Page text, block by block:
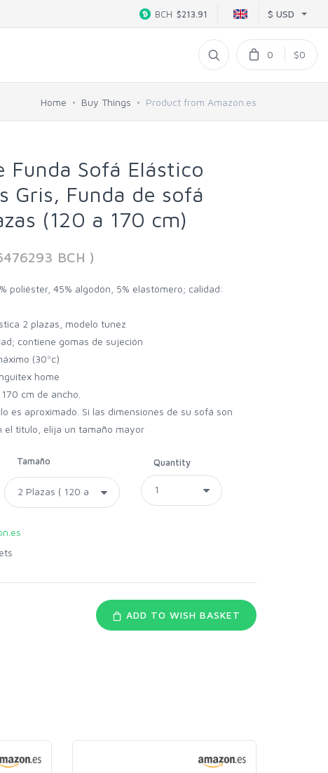
$ USD
BCH $213.91
0 $0
Home Buy Things Product from Amazon.es
Funda Sofá Elástico
Gris, Funda de sofá
(120 a 170 cm)
BCH )
poliéster, 45% algodón, 5% elastómero; calidad:
2 plazas, modelo tunez
contiene gomas de sujeción
(30ºc)
home
cm de ancho.
es aproximado. Si las dimensiones de su sofá son
el título, elija un tamaño mayor
Tamaño Quantity
ADD TO WISH BASKET